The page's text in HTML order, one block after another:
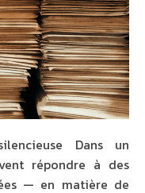
répondre à des
— en matière de